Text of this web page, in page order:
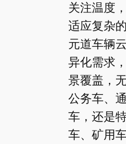
关注温度
适应复杂
元道车辆
异化需求
景覆盖，
公务车、
车，还是
车、矿用